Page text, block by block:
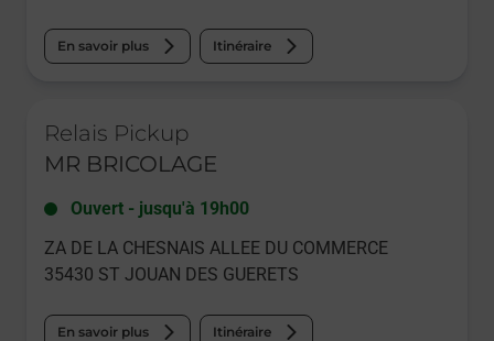
En savoir plus Itinéraire
Relais Pickup
MR BRICOLAGE
Ouvert - jusqu'à 19h00
ZA DE LA CHESNAIS ALLEE DU COMMERCE
35430 ST JOUAN DES GUERETS
En savoir plus Itinéraire